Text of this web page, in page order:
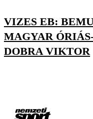
VIZES EB:
MAGYAR
DOBRA VIKTOR